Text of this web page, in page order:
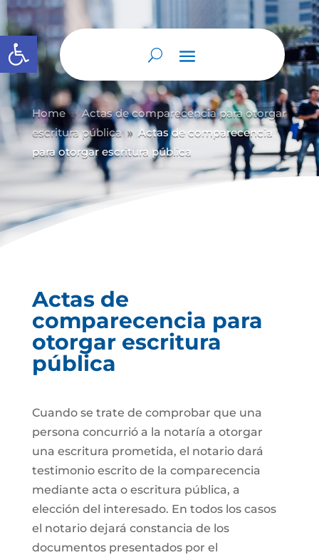
Abrir barra de herramientas
Home 9 Actas de comparecencia para otorgar
escritura pública
9 Actas de comparecencia
para otorgar escritura pública
Actas de
comparecencia para
otorgar escritura
pública
Cuando se trate de comprobar que una
persona concurrió a la notaría a otorgar
una escritura prometida, el notario dará
testimonio escrito de la comparecencia
mediante acta o escritura pública, a
elección del interesado. En todos los casos
el notario dejará constancia de los
documentos presentados por el